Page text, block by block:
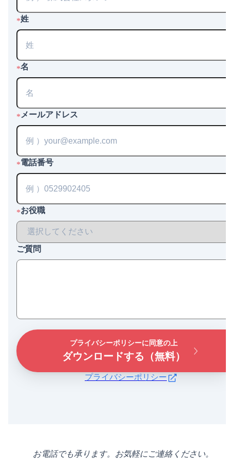
*姓
*名
*メールアドレス
*電話番号
*お役職
ご質問
プライバシーポリシーに同意の上
ダウンロードする（無料）
プライバシーポリシー
お電話でも承ります。お気軽にご連絡ください。